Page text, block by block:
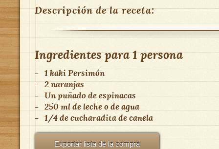
Descripción de la receta:
Ingredientes para1 persona
- 1 kaki Persimón
- 2 naranjas
- Un puñado de espinacas
- 250 ml de leche o de agua
- 1/4 de cucharadita de canela
Exportar lista de la compra